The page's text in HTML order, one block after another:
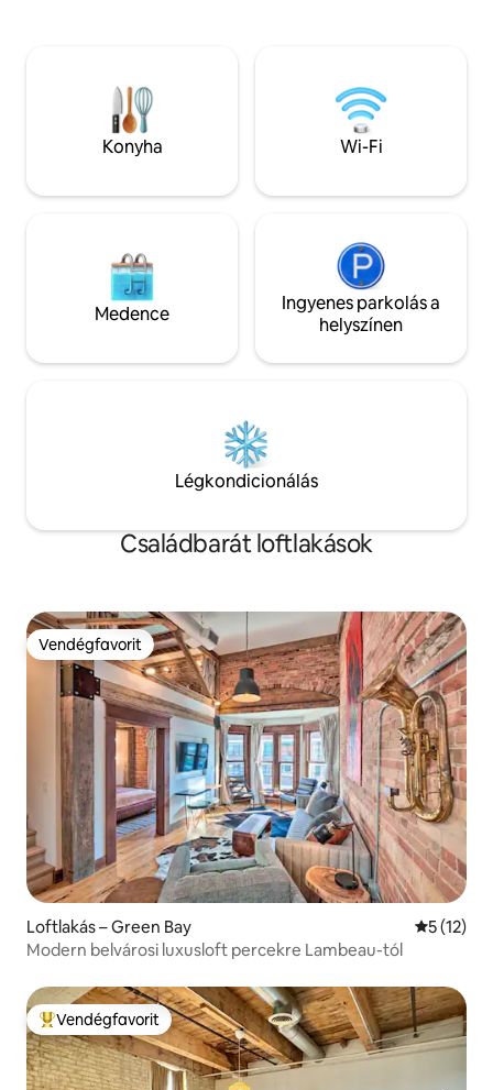
emeleten. Csodálatos, gyalog is
bejárható környék üzletek, éttermek,
művészeti és gyermekmúzeum,
folyóparti sétány és tópart közelében.
Straits golfpályától, valamint a Shops at
közelben van.
múzeumok és a
egyéni
utazókat!
Interstate, a
Konyha Wi-Fi
Medence
Ingyenes parkolás a
helyszínen
Légkondicionálás
Családbarát loftlakások
Vendégfavorit
Vendégfavorit
Loftlakás – Green Bay Átlagos
5 (12)
Modern belvárosi luxusloft percekre Lambeau-tól
Kiemelt vendégfavorit
Vendégfavorit